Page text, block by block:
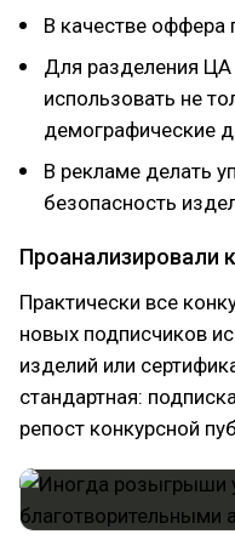
В качестве оффера
Для разделения
использовать не
демографические
В рекламе делать
безопасность
Проанализировали
Практически все
новых подписчиков
изделий или
стандартная:
репост конкурсной